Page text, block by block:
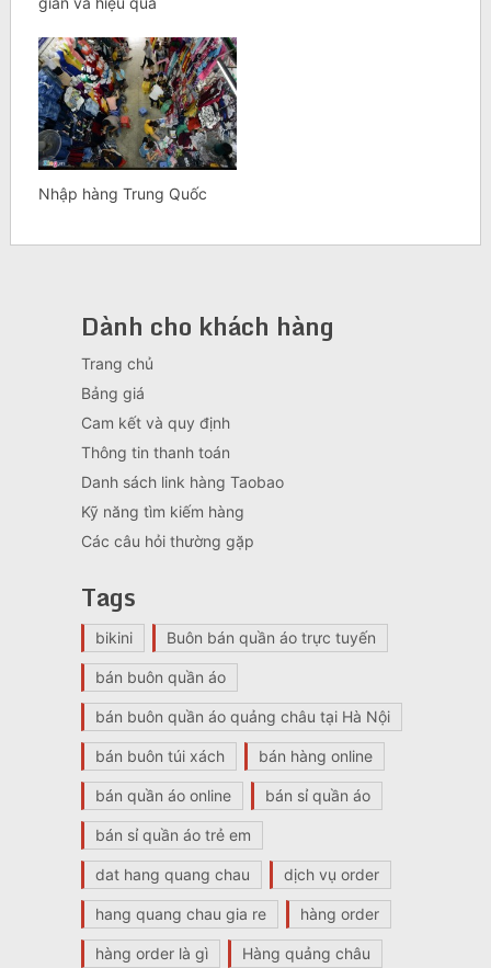
Nhập hàng Trung Quốc
Dành cho khách hàng
Trang chủ
Bảng giá
Cam kết và quy định
Thông tin thanh toán
Danh sách link hàng Taobao
Kỹ năng tìm kiếm hàng
Các câu hỏi thường gặp
Tags
bikini Buôn bán quần áo trực tuyến
bán buôn quần áo
bán buôn quần áo quảng châu tại Hà Nội
bán buôn túi xách bán hàng online
bán quần áo online bán sỉ quần áo
bán sỉ quần áo trẻ em
dat hang quang chau dịch vụ order
hang quang chau gia re hàng order
hàng order là gì Hàng quảng châu